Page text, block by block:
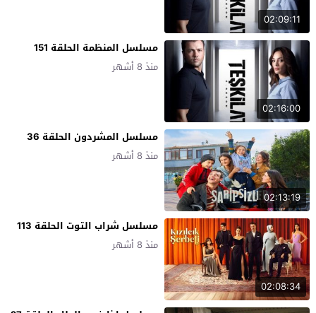
02:09:11
02:16:00
مسلسل المنظمة الحلقة 151
منذ 8 أشهر
02:13:19
مسلسل المشردون الحلقة 36
منذ 8 أشهر
02:08:34
مسلسل شراب التوت الحلقة 113
منذ 8 أشهر